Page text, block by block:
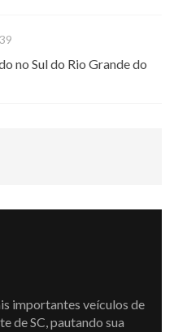
no Sul do Rio Grande do
importantes veículos de
de SC, pautando sua